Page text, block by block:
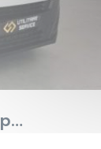
Peugeot Expert Cabine Approfondie